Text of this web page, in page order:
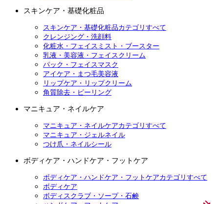
スキンケア・基礎化粧品
スキンケア・基礎化粧品カテゴリすべて
クレンジング・洗顔料
化粧水・フェイスミスト・ブースター
乳液・美容液・フェイスクリーム
パック・フェイスマスク
アイケア・まつ毛美容液
リップケア・リップクリーム
角質除去・ピーリング
マニキュア・ネイルケア
マニキュア・ネイルケアカテゴリすべて
マニキュア・ジェルネイル
つけ爪・ネイルシール
ボディケア・ハンドケア・フットケア
ボディケア・ハンドケア・フットケアカテゴリすべて
ボディケア
ボディスクラブ・ソープ・石鹸